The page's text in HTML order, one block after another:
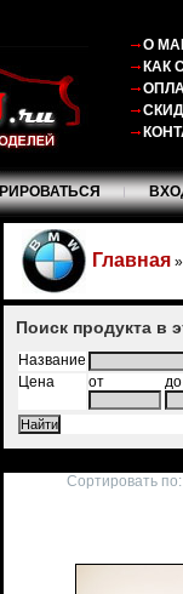
О
КАК
Главная
Поиск продукта в
Название
Цена
от до
Сортировать